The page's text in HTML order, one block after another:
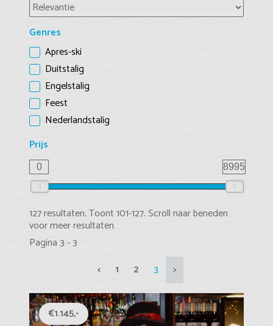
Genres
Apres-ski
Duitstalig
Engelstalig
Feest
Nederlandstalig
Prijs
0 8995
127 resultaten. Toont 101-127. Scroll naar beneden
voor meer resultaten
Pagina 3 - 3
<
1 2 3 >
€1.145,-